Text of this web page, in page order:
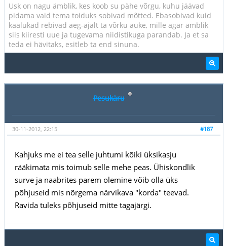
Usk on nagu ämblik, kes koob su pähe võrgu, kuhu jäävad
pidama vaid tema toiduks sobivad mõtted. Ebasobivad kuid
kaalukad rebivad aeg-ajalt ta võrku auke, mille agar ämblik
siis kiiresti uue ja tugevama niidistikuga parandab. Ja et sa
teda ei hävitaks, esitleb ta end sinuna.
Pesukäru
#187
30-11-2012, 22:15
Kahjuks me ei tea selle juhtumi kõiki üksikasju
rääkimata mis toimub selle mehe peas. Ühiskondlik
surve ja naabrites parem olemine võib olla üks
põhjuseid mis nõrgema närvikava "korda" teevad.
Ravida tuleks põhjuseid mitte tagajärgi.